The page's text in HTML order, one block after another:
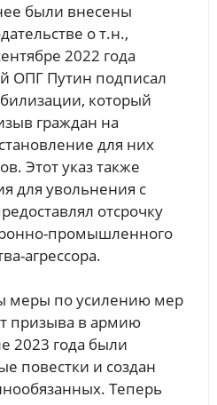
были внесены
о т.н.,
2022 года
ОПГ Путин подписал
который
граждан на
для них
Этот указ также
для увольнения с
отсрочку
промышленного
агрессора.
меры по усилению мер
призыва в армию
2023 года были
повестки и создан
Теперь